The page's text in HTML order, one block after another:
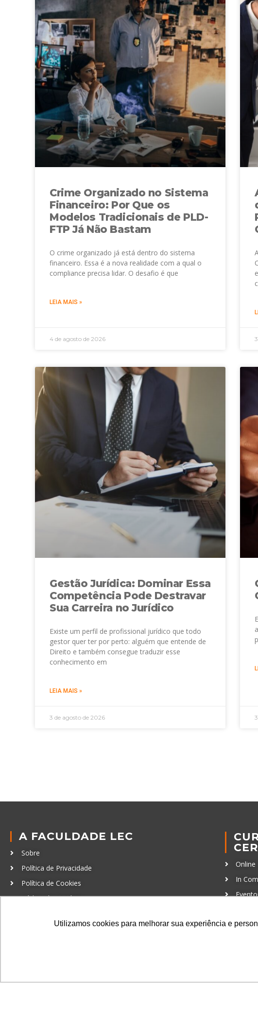
Utilizamos cookies para melhorar sua experiência e
Crime Organizado no Sistema
Financeiro: Por Que os
Modelos Tradicionais de PLD-
FTP Já Não Bastam
O crime organizado já está dentro do sistema
financeiro. Essa é a nova realidade com a qual o
compliance precisa lidar. O desafio é que
LEIA MAIS »
4 de agosto de 2026
Gestão Jurídica: Dominar Essa
Competência Pode Destravar
Sua Carreira no Jurídico
Existe um perfil de profissional jurídico que todo
gestor quer ter por perto: alguém que entende de
Direito e também consegue traduzir esse
conhecimento em
LEIA MAIS »
3 de agosto de 2026
A FACULDADE LEC
Sobre
Política de Privacidade
Política de Cookies
Código de Conduta
Online
In